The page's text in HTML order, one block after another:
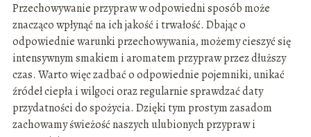
Przechowywanie przypraw w odpowiedni sposób może
znacząco wpłynąć na ich jakość i trwałość. Dbając o
odpowiednie warunki przechowywania, możemy cieszyć się
intensywnym smakiem i aromatem przypraw przez dłuższy
czas. Warto więc zadbać o odpowiednie pojemniki, unikać
źródeł ciepła i wilgoci oraz regularnie sprawdzać daty
przydatności do spożycia. Dzięki tym prostym zasadom
zachowamy świeżość naszych ulubionych przypraw i